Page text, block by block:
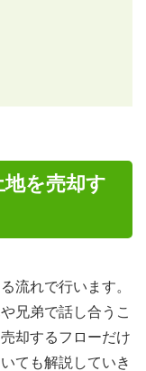
を売却す
流れで行います。
兄弟で話し合うこ
却するフローだけ
ても解説していき